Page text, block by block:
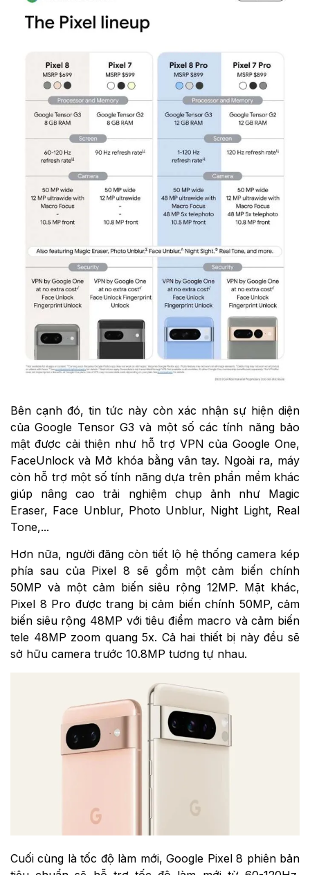
Bên cạnh đó, tin tức này còn xác nhận sự hiện diện
của Google Tensor G3 và một số các tính năng bảo
mật được cải thiện như hỗ trợ VPN của Google One,
FaceUnlock và Mở khóa bằng vân tay. Ngoài ra, máy
còn hỗ trợ một số tính năng dựa trên phần mềm khác
giúp nâng cao trải nghiệm chụp ảnh như Magic
Eraser, Face Unblur, Photo Unblur, Night Light, Real
Tone,...
Hơn nữa, người đăng còn tiết lộ hệ thống camera kép
phía sau của Pixel 8 sẽ gồm một cảm biến chính
50MP và một cảm biến siêu rộng 12MP. Mặt khác,
Pixel 8 Pro được trang bị cảm biến chính 50MP, cảm
biến siêu rộng 48MP với tiêu điểm macro và cảm biến
tele 48MP zoom quang 5x. Cả hai thiết bị này đều sẽ
sở hữu camera trước 10.8MP tương tự nhau.
Cuối cùng là tốc độ làm mới, Google Pixel 8 phiên bản